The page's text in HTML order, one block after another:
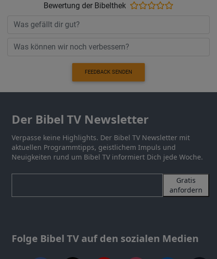
Bewertung der Bibelthek
FEEDBACK SENDEN
Der Bibel TV Newsletter
Verpasse keine Highlights. Der Bibel TV Newsletter mit
aktuellen Programmtipps, geistlichem Impuls und
Neuigkeiten rund um Bibel TV informiert Dich jede Woche.
Gratis
anfordern
Folge Bibel TV auf den sozialen Medien